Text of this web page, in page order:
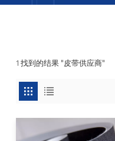
1 找到的结果 "皮带供应商"